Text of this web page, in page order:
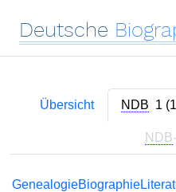
Deutsche
Übersicht NDB 1
NDB
GenealogieBiographie